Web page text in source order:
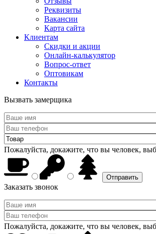
Реквизиты
Вакансии
Карта сайта
Клиентам
Скидки и акции
Онлайн-калькулятор
Вопрос-ответ
Оптовикам
Контакты
Вызвать замерщика
Пожалуйста, докажите, что вы человек,
Заказать звонок
Пожалуйста, докажите, что вы человек,